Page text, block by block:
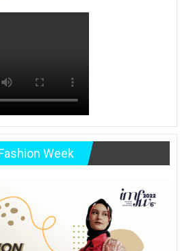
Week